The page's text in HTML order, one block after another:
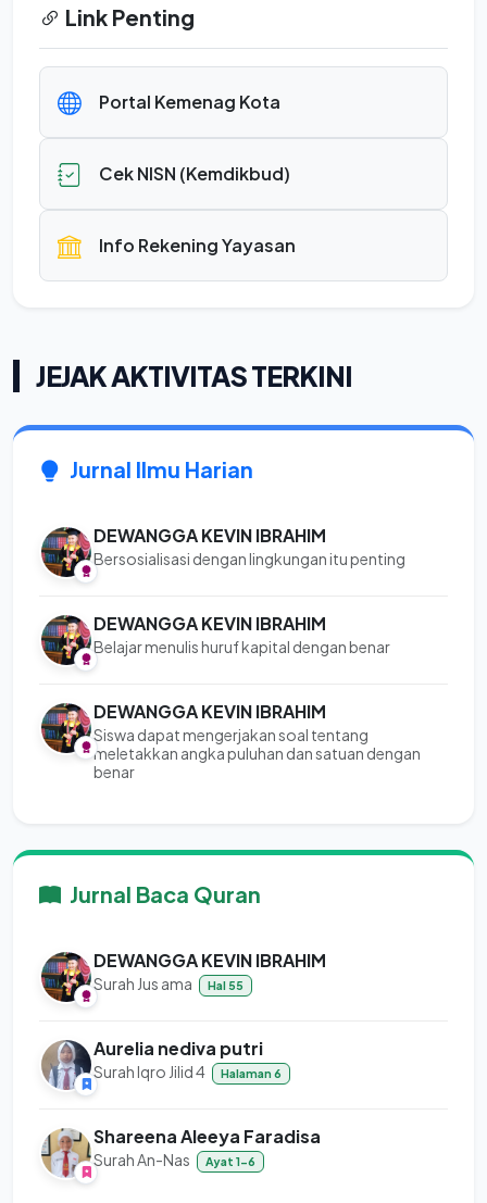
Link Penting
Portal Kemenag Kota
Cek NISN (Kemdikbud)
Info Rekening Yayasan
JEJAK AKTIVITAS TERKINI
Jurnal Ilmu Harian
DEWANGGA KEVIN IBRAHIM
Bersosialisasi dengan lingkungan itu penting
DEWANGGA KEVIN IBRAHIM
Belajar menulis huruf kapital dengan benar
DEWANGGA KEVIN IBRAHIM
Siswa dapat mengerjakan soal tentang
meletakkan angka puluhan dan satuan dengan
benar
Jurnal Baca Quran
DEWANGGA KEVIN IBRAHIM
Surah Jus ama Hal 55
Aurelia nediva putri
Surah Iqro Jilid 4 Halaman 6
Shareena Aleeya Faradisa
Surah An-Nas Ayat 1-6